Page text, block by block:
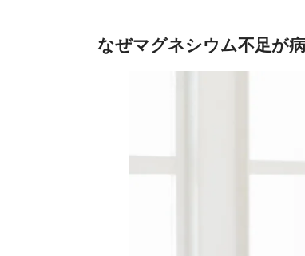
なぜマグネシウム不足が